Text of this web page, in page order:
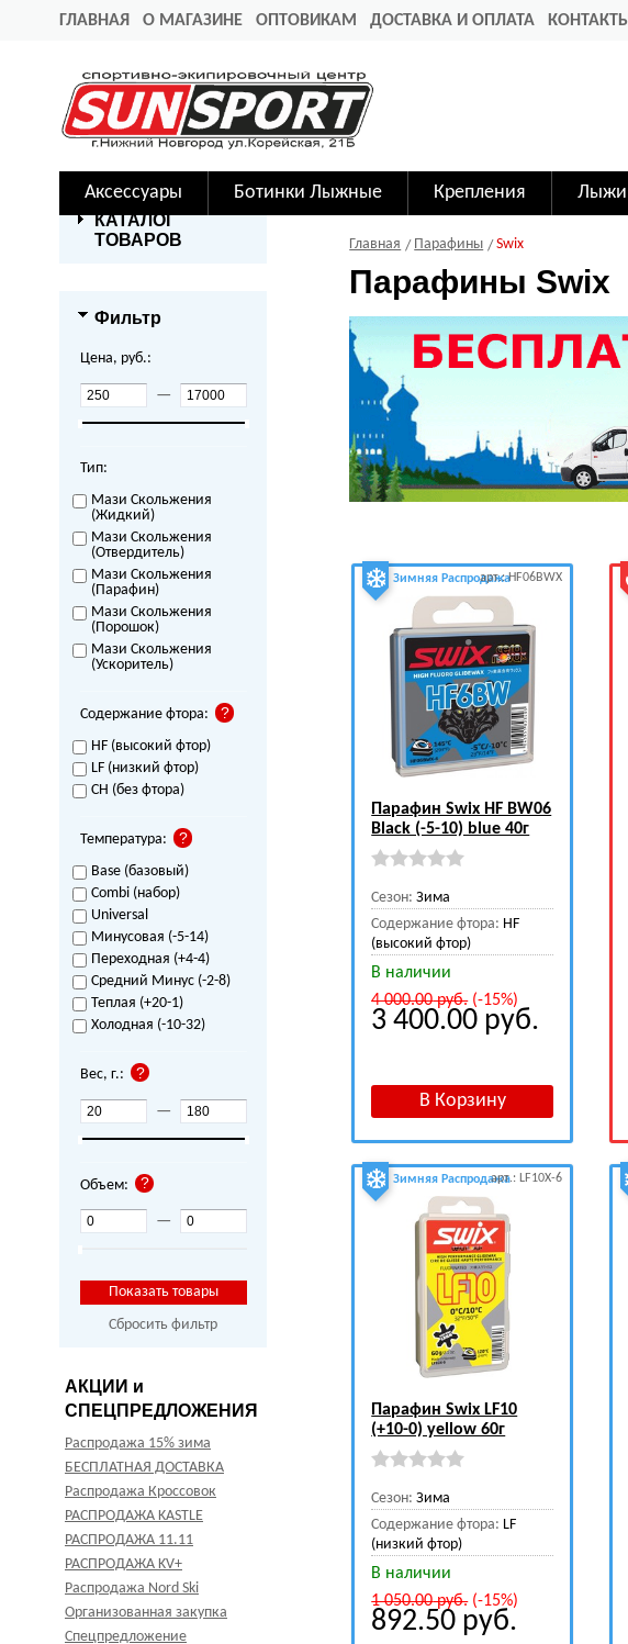
ГЛАВНАЯ О МАГАЗИНЕ ОПТОВИКАМ ДОСТАВКА И ОПЛАТА КОНТАКТЫ
Аксессуары Ботинки Лыжные Крепления Лыжи
КАТАЛОГ
ТОВАРОВ
Фильтр
Цена, руб.:
—
Тип:
Мази Скольжения
(Жидкий)
Мази Скольжения
(Отвердитель)
Мази Скольжения
(Парафин)
Мази Скольжения
(Порошок)
Мази Скольжения
(Ускоритель)
Содержание фтора:
HF (высокий фтор)
LF (низкий фтор)
CH (без фтора)
Температура:
Base (базовый)
Combi (набор)
Universal
Минусовая (-5-14)
Переходная (+4-4)
Средний Минус (-2-8)
Теплая (+20-1)
Холодная (-10-32)
Вес, г.:
—
Объем:
—
Сбросить фильтр
АКЦИИ и
СПЕЦПРЕДЛОЖЕНИЯ
Распродажа 15% зима
БЕСПЛАТНАЯ ДОСТАВКА
Распродажа Кроссовок
РАСПРОДАЖА KASTLE
РАСПРОДАЖА 11.11
РАСПРОДАЖА KV+
Распродажа Nord Ski
Организованная закупка
Спецпредложение
Главная Парафины Swix
Парафины Swix
Зимняя Распродажаарт.: HF06BWX
Парафин Swix HF BW06
Black (-5-10) blue 40г
Сезон: Зима
Содержание фтора: HF
(высокий фтор)
В наличии
4 000.00руб.(-15%)
3 400.00 руб.
Зимняя Распродажаарт.: LF10X-6
Парафин Swix LF10
(+10-0) yellow 60г
Сезон: Зима
Содержание фтора: LF
(низкий фтор)
В наличии
1 050.00руб.(-15%)
892.50 руб.